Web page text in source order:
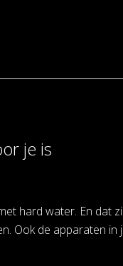
je is
hard water. En dat
Ook de apparaten in